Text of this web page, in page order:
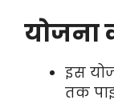
योजना
इस
तक